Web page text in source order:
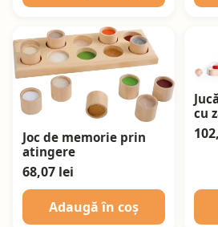
Joc de memorie prin
atingere
68,07 lei
Adaugă în coș
cu